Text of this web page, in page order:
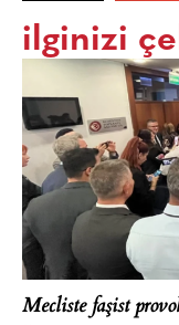
ilginizi
Mecliste faşist